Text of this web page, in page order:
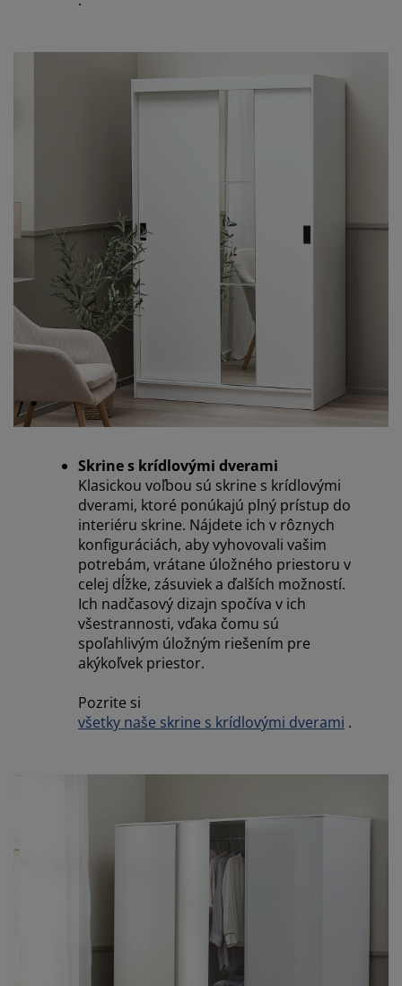
Skrine s krídlovými dverami
Klasickou voľbou sú skrine s krídlovými
dverami, ktoré ponúkajú plný prístup do
interiéru skrine. Nájdete ich v rôznych
konfiguráciách, aby vyhovovali vašim
potrebám, vrátane úložného priestoru v
celej dĺžke, zásuviek a ďalších možností.
Ich nadčasový dizajn spočíva v ich
všestrannosti, vďaka čomu sú
spoľahlivým úložným riešením pre
akýkoľvek priestor.
Pozrite si
všetky naše skrine s krídlovými dverami .